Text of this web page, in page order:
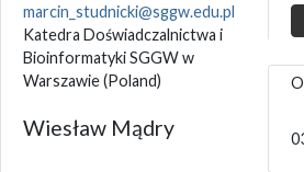
marcin_studnicki@sggw.edu.pl
Katedra Doświadczalnictwa i
Bioinformatyki SGGW w
Warszawie(Poland)
Wiesław Mądry